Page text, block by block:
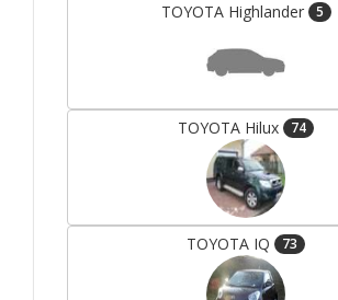
TOYOTA Highlander 5
TOYOTA Hilux 74
TOYOTA IQ 73